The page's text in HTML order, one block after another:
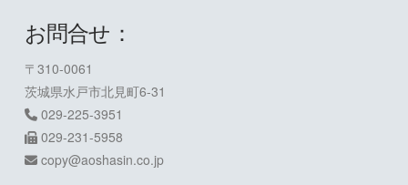
お問合せ：
〒310-0061
茨城県水戸市北見町6-31
029-225-3951
029-231-5958
copy@aoshasin.co.jp